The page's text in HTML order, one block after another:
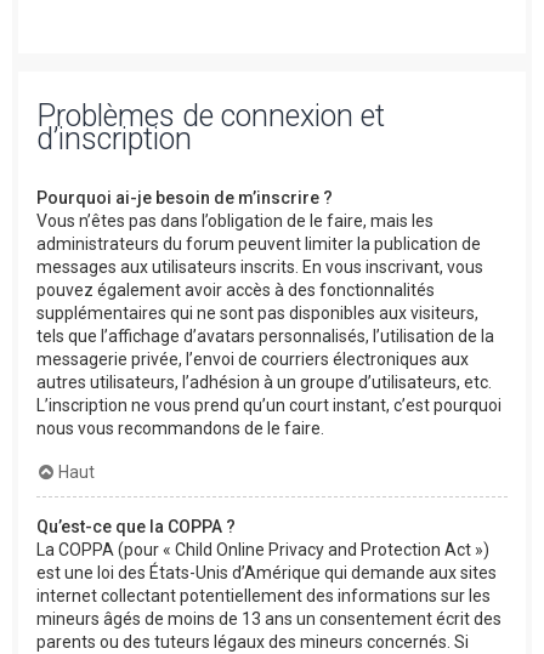
Problèmes de connexion et
d’inscription
Pourquoi ai-je besoin de m’inscrire ?
Vous n’êtes pas dans l’obligation de le faire, mais les
administrateurs du forum peuvent limiter la publication de
messages aux utilisateurs inscrits. En vous inscrivant, vous
pouvez également avoir accès à des fonctionnalités
supplémentaires qui ne sont pas disponibles aux visiteurs,
tels que l’affichage d’avatars personnalisés, l’utilisation de la
messagerie privée, l’envoi de courriers électroniques aux
autres utilisateurs, l’adhésion à un groupe d’utilisateurs, etc.
L’inscription ne vous prend qu’un court instant, c’est pourquoi
nous vous recommandons de le faire.
Haut
Qu’est-ce que la COPPA ?
La COPPA (pour « Child Online Privacy and Protection Act »)
est une loi des États-Unis d’Amérique qui demande aux sites
internet collectant potentiellement des informations sur les
mineurs âgés de moins de 13 ans un consentement écrit des
parents ou des tuteurs légaux des mineurs concernés. Si